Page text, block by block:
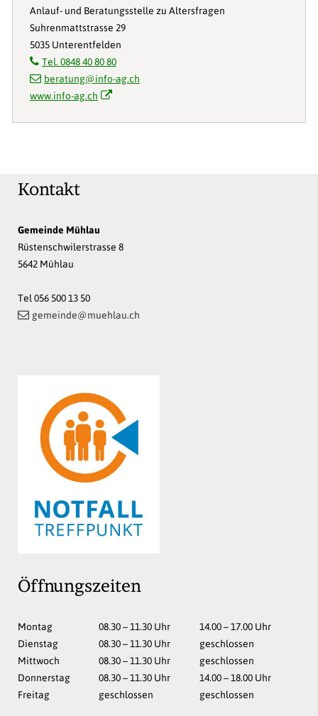
Anlauf- und Beratungsstelle zu Altersfragen
Suhrenmattstrasse 29
5035 Unterentfelden
Tel. 0848 40 80 80
beratung@info-ag.ch
www.info-ag.ch
Kontakt
Gemeinde Mühlau
Rüstenschwilerstrasse 8
5642 Mühlau
Tel 056 500 13 50
gemeinde@muehlau.ch
Öffnungszeiten
Montag 08.30 – 11.30Uhr 14.00 – 17.00Uhr
Dienstag 08.30 – 11.30Uhr
geschlossen
Mittwoch 08.30 – 11.30Uhr
geschlossen
Donnerstag 08.30 – 11.30Uhr 14.00 – 18.00Uhr
Freitag geschlossen geschlossen